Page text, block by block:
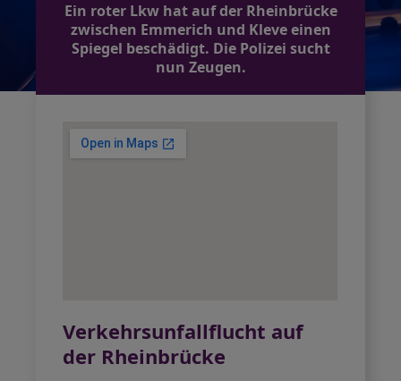
Ein roter Lkw hat auf der Rheinbrücke
zwischen Emmerich und Kleve einen
Spiegel beschädigt. Die Polizei sucht
nun Zeugen.
Verkehrsunfallflucht auf
der Rheinbrücke